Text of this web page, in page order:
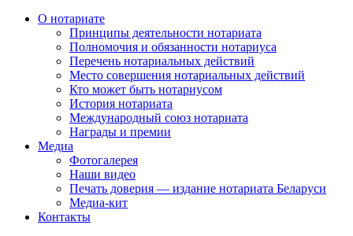
О нотариате
Принципы деятельности нотариата
Полномочия и обязанности нотариуса
Перечень нотариальных действий
Место совершения нотариальных действий
Кто может быть нотариусом
История нотариата
Международный союз нотариата
Награды и премии
Медиа
Фотогалерея
Наши видео
Печать доверия — издание нотариата Беларуси
Медиа-кит
Контакты